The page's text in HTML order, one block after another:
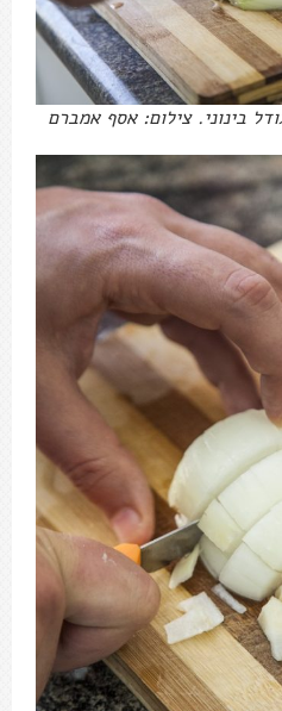
בינוני. צילום: אסף אמברם